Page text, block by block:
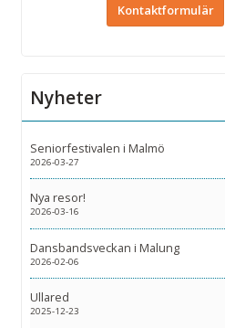
Kontaktformulär
Nyheter
Seniorfestivalen i Malmö
2026-03-27
Nya resor!
2026-03-16
Dansbandsveckan i Malung
2026-02-06
Ullared
2025-12-23